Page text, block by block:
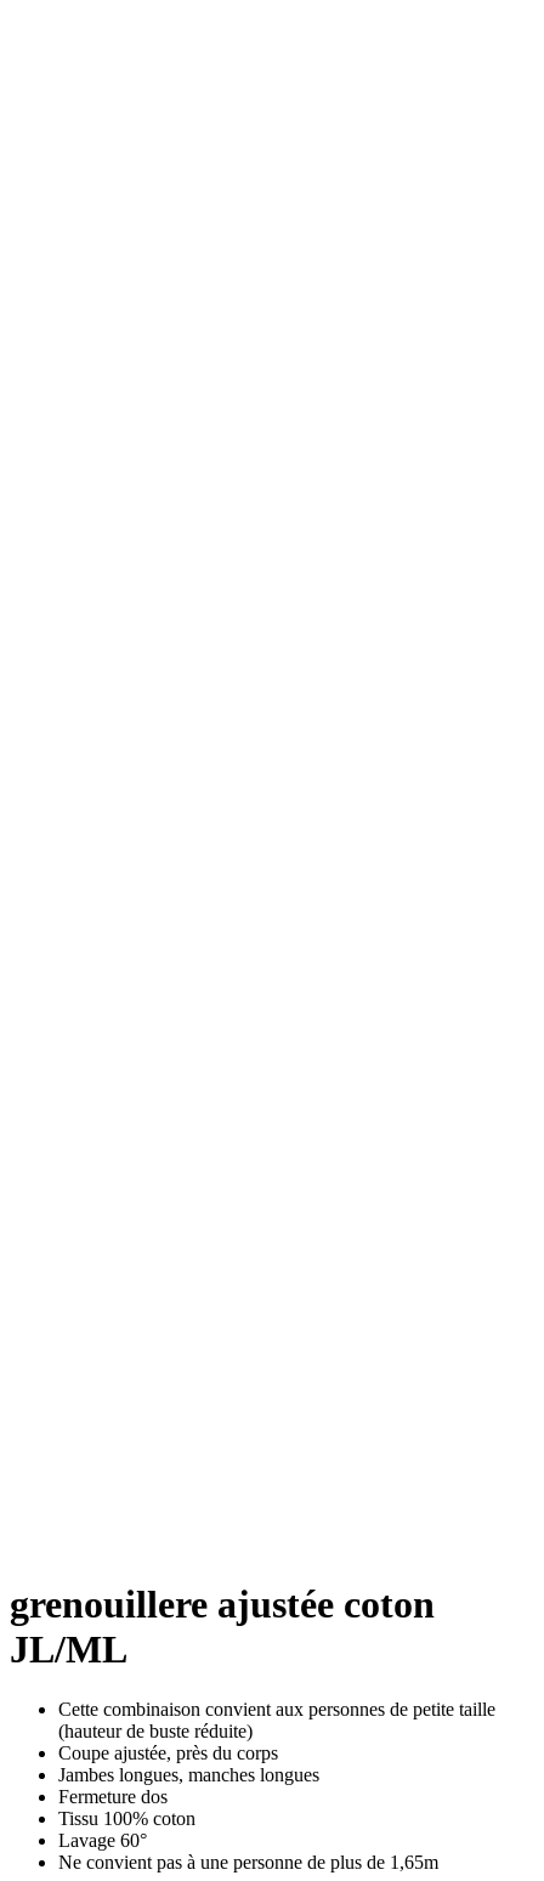
grenouillere ajustée coton
JL/ML
Cette combinaison convient aux personnes de petite taille
(hauteur de buste réduite)
Coupe ajustée, près du corps
Jambes longues, manches longues
Fermeture dos
Tissu 100% coton
Lavage 60°
Ne convient pas à une personne de plus de 1,65m